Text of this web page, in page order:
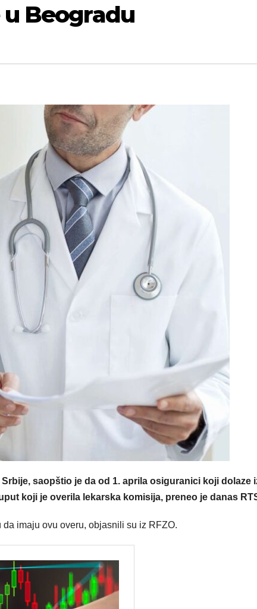
Beogradu
saopštio je da od 1. aprila osiguranici koji dolaze
koji je overila lekarska komisija, preneo je danas
imaju ovu overu, objasnili su iz RFZO.